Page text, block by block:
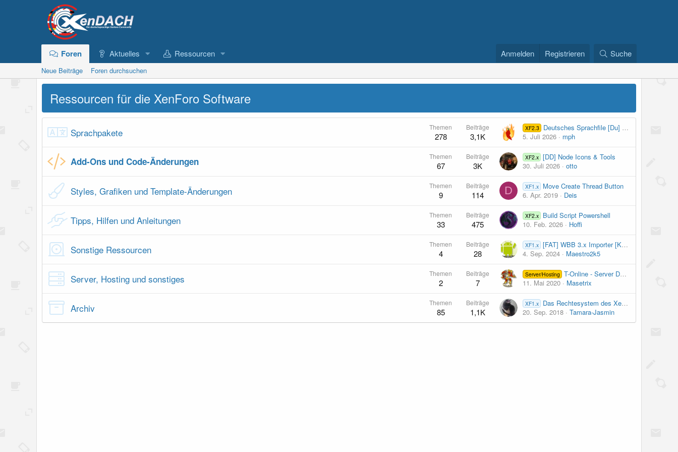
Foren Aktuelles Ressourcen Anmelden Registrieren Suche
Neue Beiträge Foren durchsuchen
Ressourcen für die XenForo Software
Sprachpakete Themen
278
Beiträge
3,1K
XF2.3
Deutsches Sprachfile [Du] für XF Ressourcen-Manager
5. Juli 2026
mph
Add-Ons und Code-Änderungen Themen
67
Beiträge
3K
XF2.x [DD] Node Icons & Tools
30. Juli 2026
otto
Styles, Grafiken und Template-Änderungen Themen
9
Beiträge
114 D XF1.x
Move Create Thread Button
6. Apr. 2019
Deis
Tipps, Hilfen und Anleitungen Themen
33
Beiträge
475
XF2.x
Build Script Powershell
10. Feb. 2026
Hoffi
Sonstige Ressourcen Themen
4
Beiträge
28
XF1.x [FAT] WBB 3.x Importer [Kostenpflichtig]
4. Sep. 2024
Maestro2k5
Server, Hosting und sonstiges Themen
2
Beiträge
7
Server/Hosting
T-Online - Server DNS Frage
11. Mai 2020
Masetrix
Archiv Themen
85
Beiträge
1,1K
XF1.x
Das Rechtesystem des XenForo
20. Sep. 2018
Tamara-Jasmin